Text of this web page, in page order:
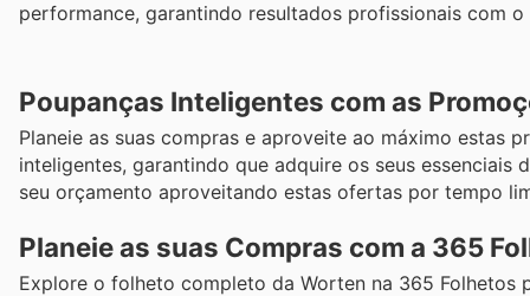
performance, garantindo resultados profissionais com
Poupanças Inteligentes com as
Planeie as suas compras e aproveite ao máximo estas
inteligentes, garantindo que adquire os seus
seu orçamento aproveitando estas ofertas por tempo
Planeie as suas Compras com a 365
Explore o folheto completo da Worten na 365